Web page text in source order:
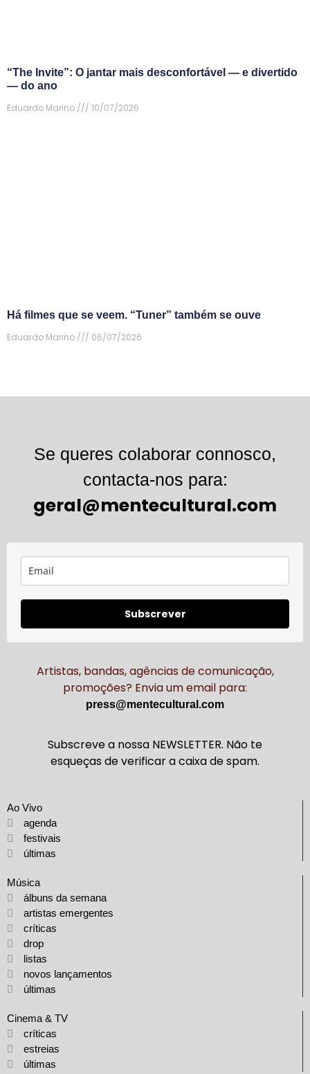
“The Invite”: O jantar mais desconfortável — e divertido
— do ano
Eduardo Marino
10/07/2026
Há filmes que se veem. “Tuner” também se ouve
Eduardo Marino
06/07/2026
Se queres colaborar connosco,
contacta-nos para:
geral@mentecultural.com
Subscrever
Artistas, bandas, agências de comunicação,
promoções? Envia um email para:
press@mentecultural.com
Subscreve a nossa NEWSLETTER. Não te
esqueças de verificar a caixa de spam.
Ao Vivo
agenda
festivais
últimas
Música
álbuns da semana
artistas emergentes
críticas
drop
listas
novos lançamentos
últimas
Cinema & TV
críticas
estreias
últimas